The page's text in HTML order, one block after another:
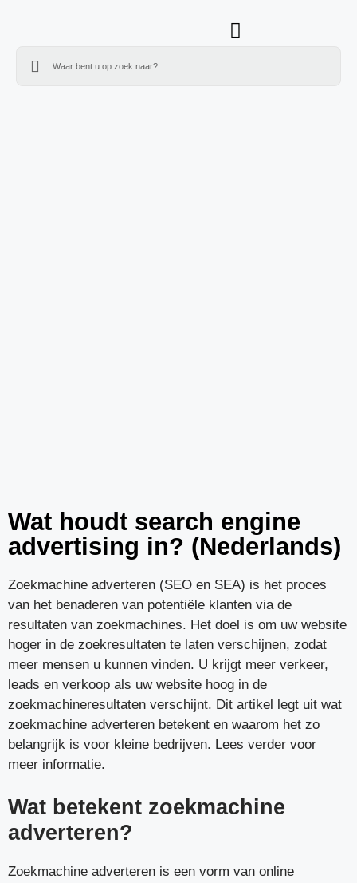
Wat houdt search engine
advertising in? (Nederlands)
Zoekmachine adverteren (SEO en SEA) is het proces
van het benaderen van potentiële klanten via de
resultaten van zoekmachines. Het doel is om uw website
hoger in de zoekresultaten te laten verschijnen, zodat
meer mensen u kunnen vinden. U krijgt meer verkeer,
leads en verkoop als uw website hoog in de
zoekmachineresultaten verschijnt. Dit artikel legt uit wat
zoekmachine adverteren betekent en waarom het zo
belangrijk is voor kleine bedrijven. Lees verder voor
meer informatie.
Wat betekent zoekmachine
adverteren?
Zoekmachine adverteren is een vorm van online